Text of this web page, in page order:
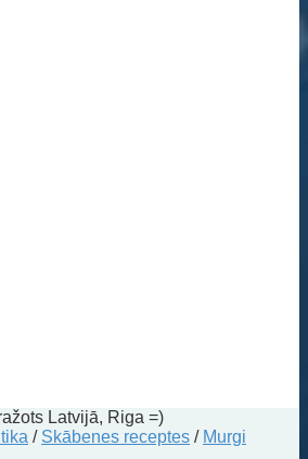
Latvijā, Riga =)
/ Skābenes receptes / Murgi